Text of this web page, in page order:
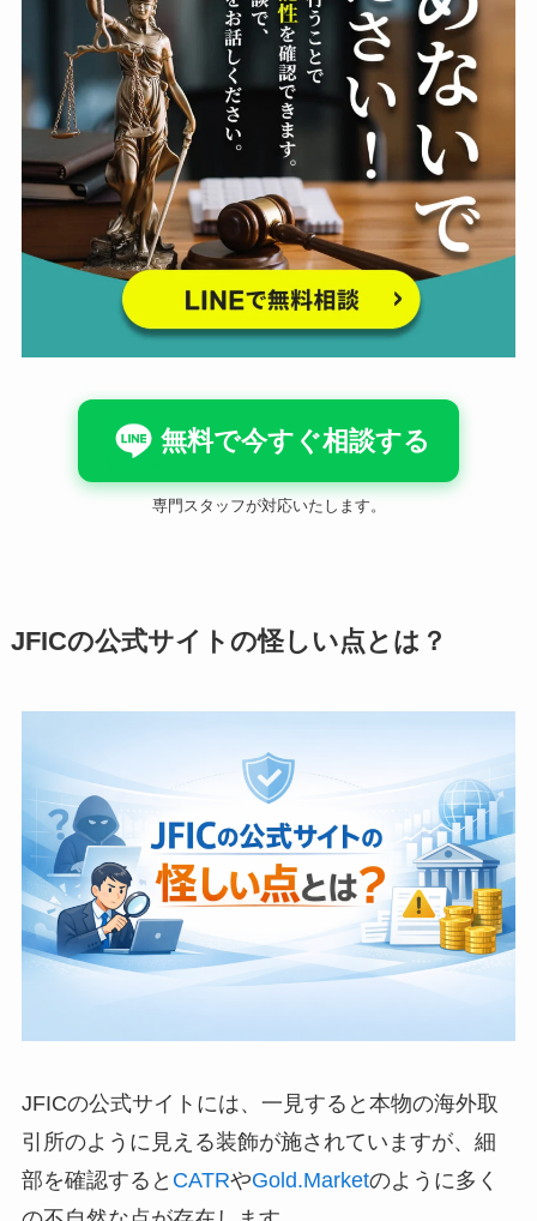
無料で今すぐ相談する
専門スタッフが対応いたします。
JFICの公式サイトの怪しい点とは？
JFICの公式サイトには、一見すると本物の海外取
引所のように見える装飾が施されていますが、細
部を確認すると CATRやGold.Marketのように多く